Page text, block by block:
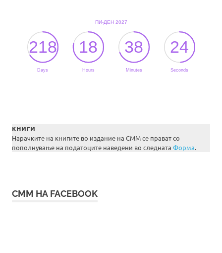
КНИГИ
Нарачките на книгите во издание на СММ се прават со
пополнување на податоците наведени во следната Форма.
СММ НА FACEBOOK